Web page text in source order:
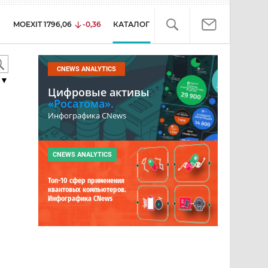
MOEXIT 1796,06 -0,36 КАТАЛОГ
▼
CNEWS ANALYTICS
Цифровые активы
«Росатома».
Инфографика CNews
CNEWS ANALYTICS
Топ-10 сфер применения
квантовых компьютеров.
Инфографика CNews